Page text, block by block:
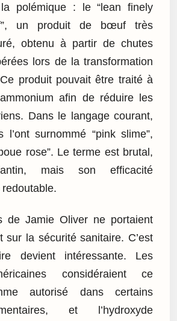
polémique : le “lean finely
un produit de bœuf très
obtenu à partir de chutes
lors de la transformation
produit pouvait être traité à
afin de réduire les
Dans le langage courant,
l’ont surnommé “pink slime”,
rose”. Le terme est brutal,
mais son efficacité
de Jamie Oliver ne portaient
sur la sécurité sanitaire. C’est
devient intéressante. Les
considéraient ce
autorisé dans certains
et l’hydroxyde